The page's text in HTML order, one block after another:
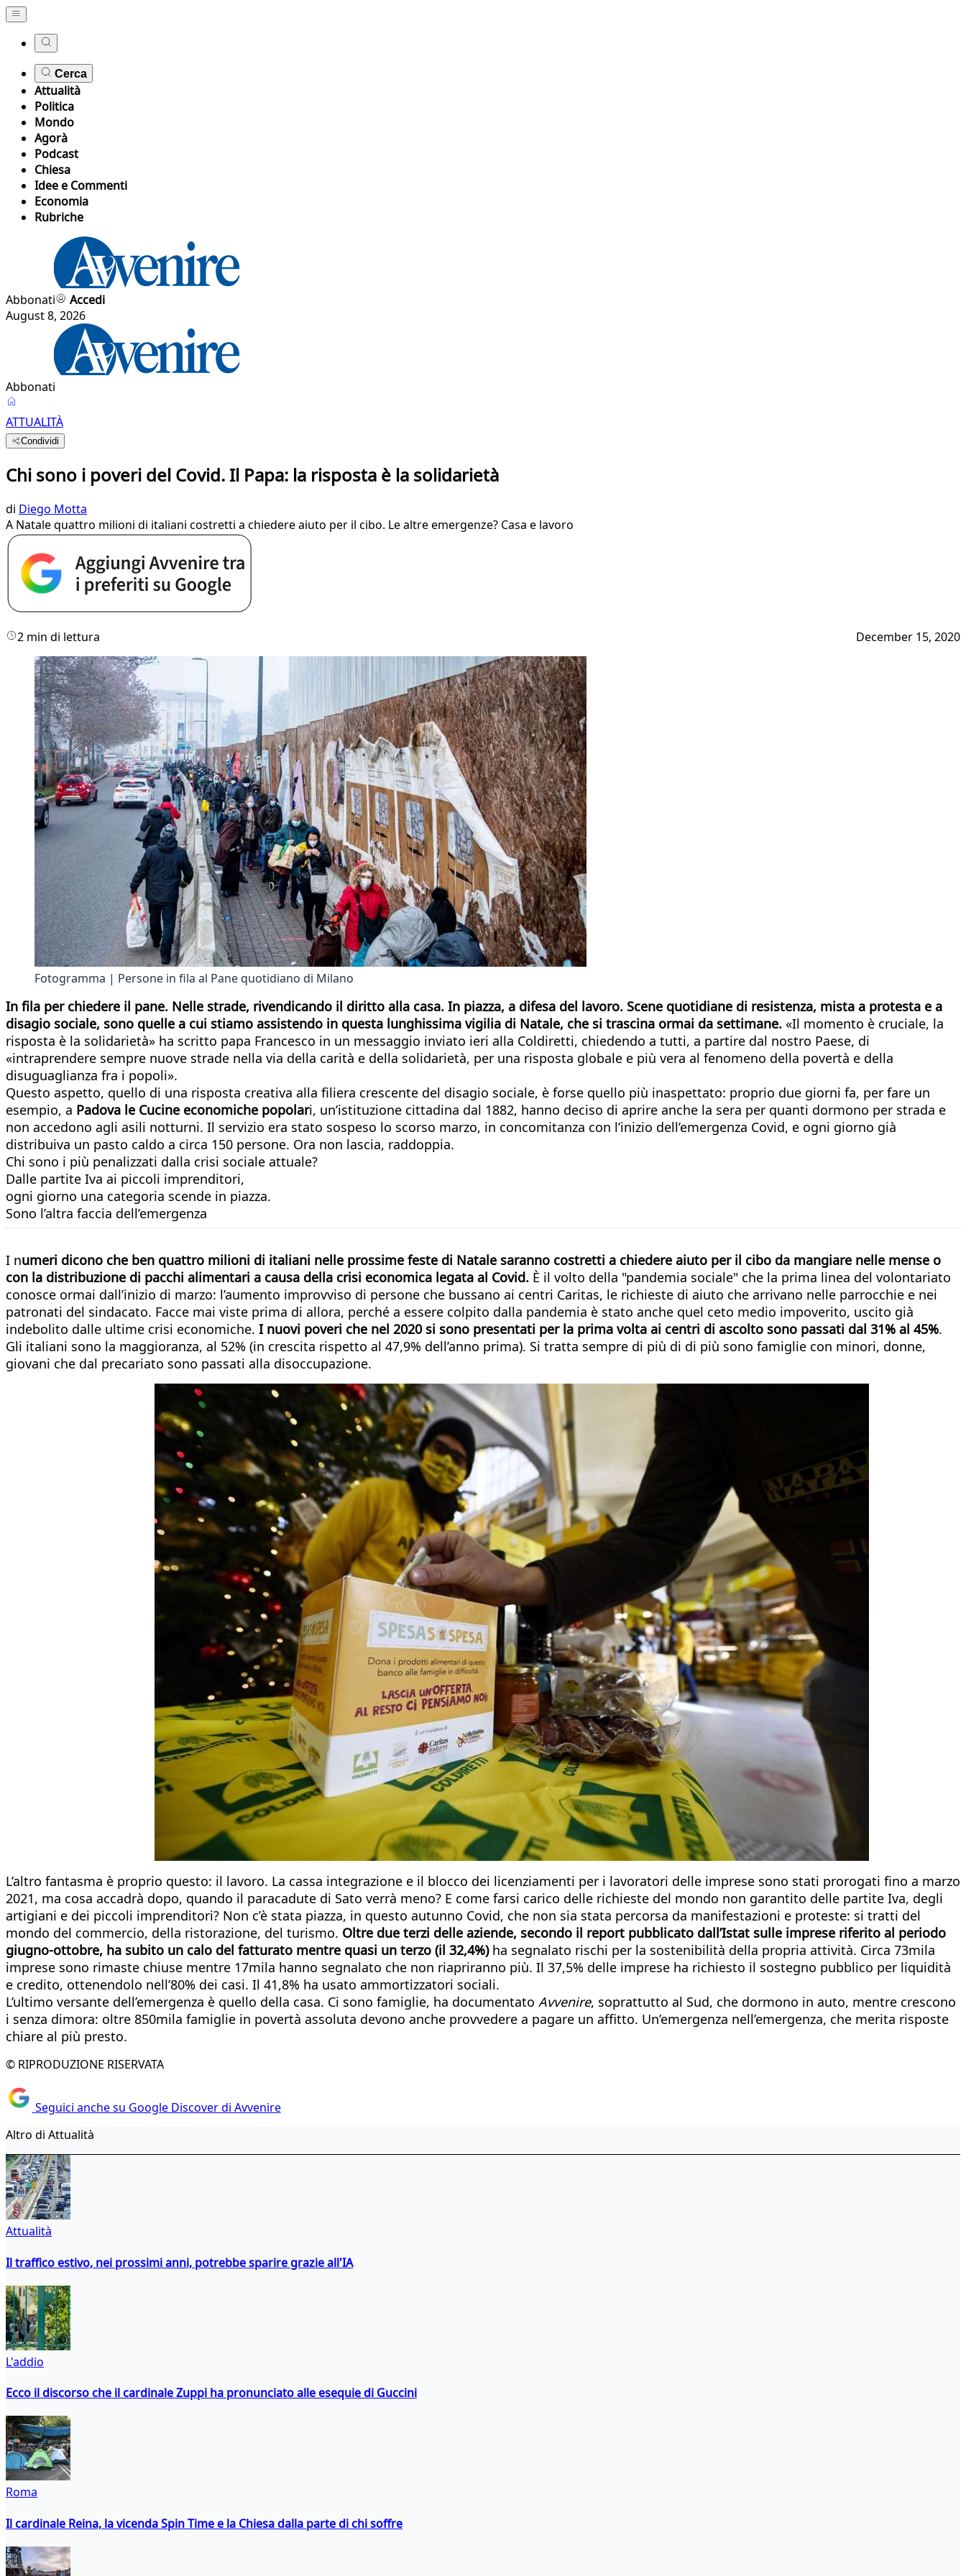
Cerca
Attualità
Politica
Mondo
Agorà
Podcast
Chiesa
Idee e Commenti
Economia
Rubriche
Abbonati
Accedi
August 8, 2026
Abbonati
ATTUALITÀ
Condividi
Chi sono i poveri del Covid. Il Papa: la risposta è la solidarietà
di Diego Motta
A Natale quattro milioni di italiani costretti a chiedere aiuto per il cibo. Le altre emergenze? Casa e lavoro
2 min di lettura December 15, 2020
Fotogramma | Persone in fila al Pane quotidiano di Milano
In fila per chiedere il pane. Nelle strade, rivendicando il diritto alla casa. In piazza, a difesa del lavoro. Scene quotidiane di resistenza, mista a protesta e a
disagio sociale, sono quelle a cui stiamo assistendo in questa lunghissima vigilia di Natale, che si trascina ormai da settimane. «Il momento è cruciale, la
risposta è la solidarietà» ha scritto papa Francesco in un messaggio inviato ieri alla Coldiretti, chiedendo a tutti, a partire dal nostro Paese, di
«intraprendere sempre nuove strade nella via della carità e della solidarietà, per una risposta globale e più vera al fenomeno della povertà e della
disuguaglianza fra i popoli».
Questo aspetto, quello di una risposta creativa alla filiera crescente del disagio sociale, è forse quello più inaspettato: proprio due giorni fa, per fare un
esempio, a Padova le Cucine economiche popolari, un’istituzione cittadina dal 1882, hanno deciso di aprire anche la sera per quanti dormono per strada e
non accedono agli asili notturni. Il servizio era stato sospeso lo scorso marzo, in concomitanza con l’inizio dell’emergenza Covid, e ogni giorno già
distribuiva un pasto caldo a circa 150 persone. Ora non lascia, raddoppia.
Chi sono i più penalizzati dalla crisi sociale attuale?
Dalle partite Iva ai piccoli imprenditori,
ogni giorno una categoria scende in piazza.
Sono l’altra faccia dell’emergenza
I numeri dicono che ben quattro milioni di italiani nelle prossime feste di Natale saranno costretti a chiedere aiuto per il cibo da mangiare nelle mense o
con la distribuzione di pacchi alimentari a causa della crisi economica legata al Covid. È il volto della "pandemia sociale" che la prima linea del volontariato
conosce ormai dall’inizio di marzo: l’aumento improvviso di persone che bussano ai centri Caritas, le richieste di aiuto che arrivano nelle parrocchie e nei
patronati del sindacato. Facce mai viste prima di allora, perché a essere colpito dalla pandemia è stato anche quel ceto medio impoverito, uscito già
indebolito dalle ultime crisi economiche. I nuovi poveri che nel 2020 si sono presentati per la prima volta ai centri di ascolto sono passati dal 31% al 45%.
Gli italiani sono la maggioranza, al 52% (in crescita rispetto al 47,9% dell’anno prima). Si tratta sempre di più di di più sono famiglie con minori, donne,
giovani che dal precariato sono passati alla disoccupazione.
L’altro fantasma è proprio questo: il lavoro. La cassa integrazione e il blocco dei licenziamenti per i lavoratori delle imprese sono stati prorogati fino a marzo
2021, ma cosa accadrà dopo, quando il paracadute di Sato verrà meno? E come farsi carico delle richieste del mondo non garantito delle partite Iva, degli
artigiani e dei piccoli imprenditori? Non c’è stata piazza, in questo autunno Covid, che non sia stata percorsa da manifestazioni e proteste: si tratti del
mondo del commercio, della ristorazione, del turismo. Oltre due terzi delle aziende, secondo il report pubblicato dall’Istat sulle imprese riferito al periodo
giugno-ottobre, ha subito un calo del fatturato mentre quasi un terzo (il 32,4%) ha segnalato rischi per la sostenibilità della propria attività. Circa 73mila
imprese sono rimaste chiuse mentre 17mila hanno segnalato che non riapriranno più. Il 37,5% delle imprese ha richiesto il sostegno pubblico per liquidità
e credito, ottenendolo nell’80% dei casi. Il 41,8% ha usato ammortizzatori sociali.
L’ultimo versante dell’emergenza è quello della casa. Ci sono famiglie, ha documentato Avvenire, soprattutto al Sud, che dormono in auto, mentre crescono
i senza dimora: oltre 850mila famiglie in povertà assoluta devono anche provvedere a pagare un affitto. Un’emergenza nell’emergenza, che merita risposte
chiare al più presto.
© RIPRODUZIONE RISERVATA
Seguici anche su Google Discover di Avvenire
Altro di Attualità
Attualità
Il traffico estivo, nei prossimi anni, potrebbe sparire grazie all'IA
L'addio
Ecco il discorso che il cardinale Zuppi ha pronunciato alle esequie di Guccini
Roma
Il cardinale Reina, la vicenda Spin Time e la Chiesa dalla parte di chi soffre